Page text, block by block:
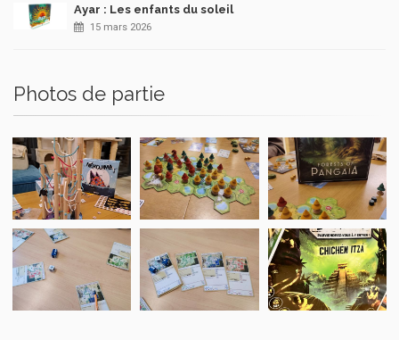
Ayar : Les enfants du soleil
15 mars 2026
Photos de partie